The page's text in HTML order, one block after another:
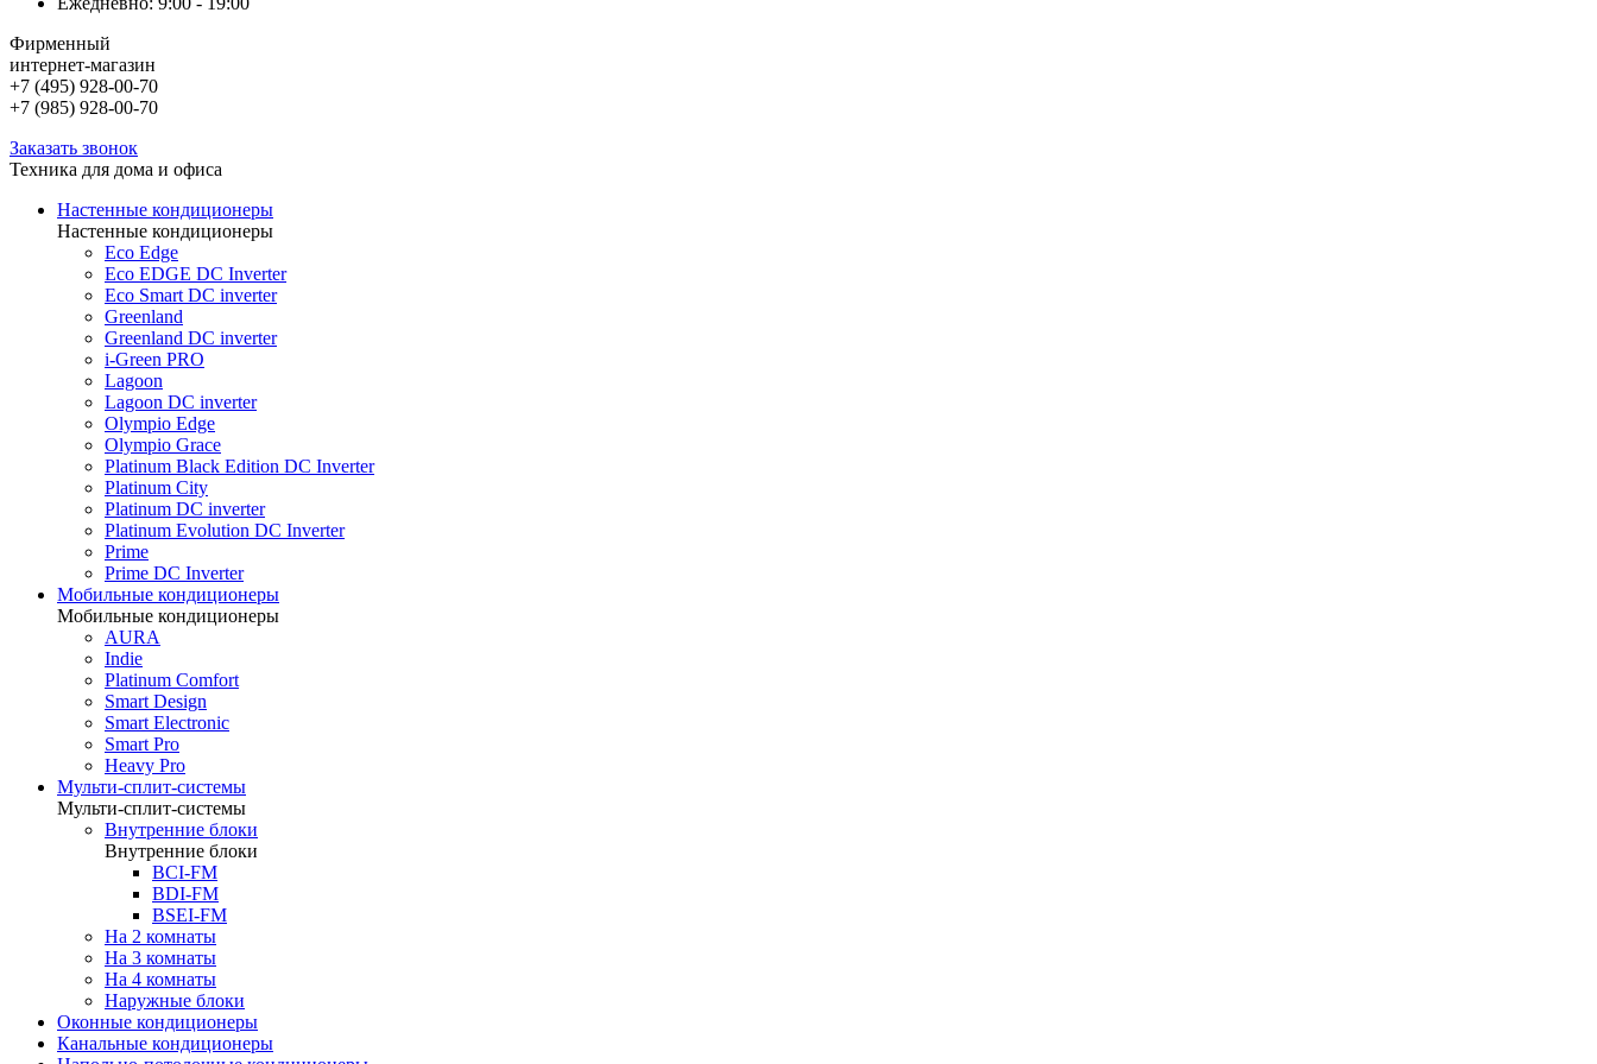
Фирменный
интернет-магазин
+7 (495) 928-00-70
+7 (985) 928-00-70
Заказать звонок
Техника для дома и офиса
Настенные кондиционеры
Настенные кондиционеры
Eco Edge
Eco EDGE DC Inverter
Eco Smart DC inverter
Greenland
Greenland DC inverter
i-Green PRO
Lagoon
Lagoon DC inverter
Olympio Edge
Olympio Grace
Platinum Black Edition DC Inverter
Platinum City
Platinum DC inverter
Platinum Evolution DC Inverter
Prime
Prime DC Inverter
Мобильные кондиционеры
Мобильные кондиционеры
AURA
Indie
Platinum Comfort
Smart Design
Smart Electronic
Smart Pro
Heavy Pro
Мульти-сплит-системы
Мульти-сплит-системы
Внутренние блоки
Внутренние блоки
BCI-FM
BDI-FM
BSEI-FM
На 2 комнаты
На 3 комнаты
На 4 комнаты
Наружные блоки
Оконные кондиционеры
Канальные кондиционеры